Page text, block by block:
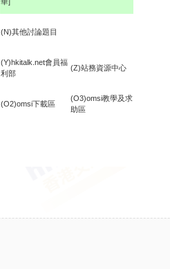
(N)其他討論題目
(Y)hkitalk.net會員福
利部
(Z)站務資源中心
(O2)omsi下載區
(O3)omsi教學及求
助區